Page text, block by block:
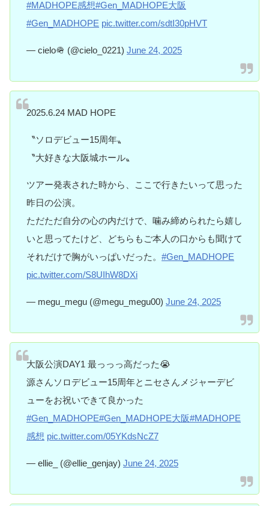
#MADHOPE感想#Gen_MADHOPE大阪
#Gen_MADHOPE pic.twitter.com/sdtI30pHVT
— cielo🪖 (@cielo_0221) June 24, 2025
2025.6.24 MAD HOPE
〝ソロデビュー15周年〟
〝大好きな大阪城ホール〟
ツアー発表された時から、ここで行きたいって思った
昨日の公演。
ただただ自分の心の内だけで、噛み締められたら嬉し
いと思ってたけど、どちらもご本人の口からも聞けて
それだけで胸がいっぱいだった。 #Gen_MADHOPE
pic.twitter.com/S8UIhW8DXi
— megu_megu (@megu_megu00) June 24, 2025
大阪公演DAY1 最っっっ高だった😭
源さんソロデビュー15周年とニセさんメジャーデビ
ューをお祝いできて良かった
#Gen_MADHOPE#Gen_MADHOPE大阪#MADHOPE
感想 pic.twitter.com/05YKdsNcZ7
— ellie_ (@ellie_genjay) June 24, 2025